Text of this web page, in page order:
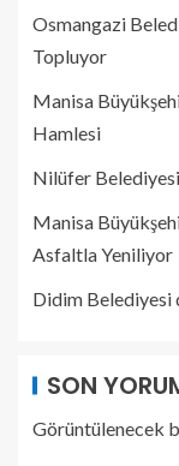
Osmangazi
Topluyor
Manisa
Hamlesi
Nilüfer
Manisa
Asfaltla Yeniliyor
Didim Belediyesi
SON
Görüntülenecek